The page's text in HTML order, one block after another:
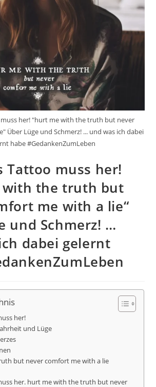
muss her! "hurt me with the truth but never
Über Lüge und Schmerz! ... und was ich dabei
habe #GedankenZumLeben
Tattoo muss her!
with the truth but
me with a lie“
und Schmerz! …
dabei gelernt
her!
und Lüge
but never comfort me with a lie
her. hurt me with the truth but never